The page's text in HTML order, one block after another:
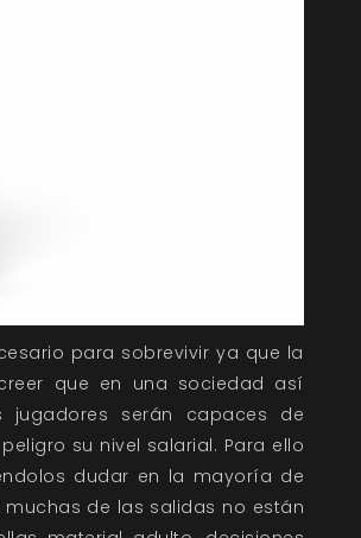
para sobrevivir ya que la
que en una sociedad así
jugadores serán capaces de
su nivel salarial. Para ello
dudar en la mayoría de
de las salidas no están